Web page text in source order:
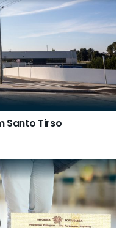
Santo Tirso